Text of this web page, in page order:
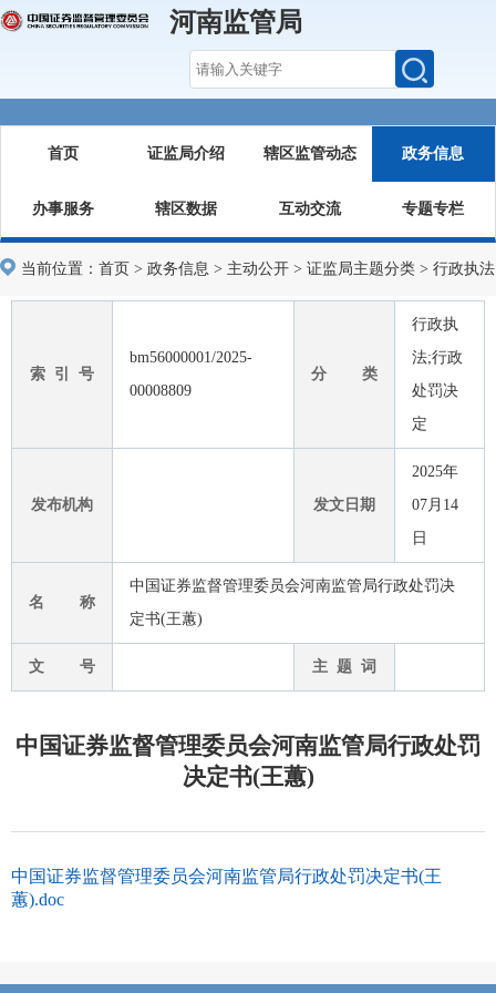
河南监管局
首页 证监局介绍 辖区监管动态 政务信息
办事服务 辖区数据 互动交流 专题专栏
当前位置： 首页 > 政务信息 > 主动公开 > 证监局主题分类 > 行政执法
索 引 号
bm56000001/2025-
00008809
分 类
行政执
法;行政
处罚决
定
发布机构 发文日期
2025年
07月14
日
名 称
中国证券监督管理委员会河南监管局行政处罚决
定书(王蕙)
文 号 主 题 词
中国证券监督管理委员会河南监管局行政处罚
决定书(王蕙)
中国证券监督管理委员会河南监管局行政处罚决定书(王
蕙).doc